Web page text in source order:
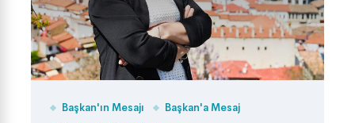
Başkan'ın Mesajı
Başkan'a Mesaj